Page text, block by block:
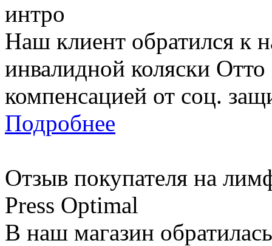
интро
Наш клиент обратился к
инвалидной коляски
компенсацией от соц.
Подробнее
Отзыв покупателя на
Press Optimal
В наш магазин